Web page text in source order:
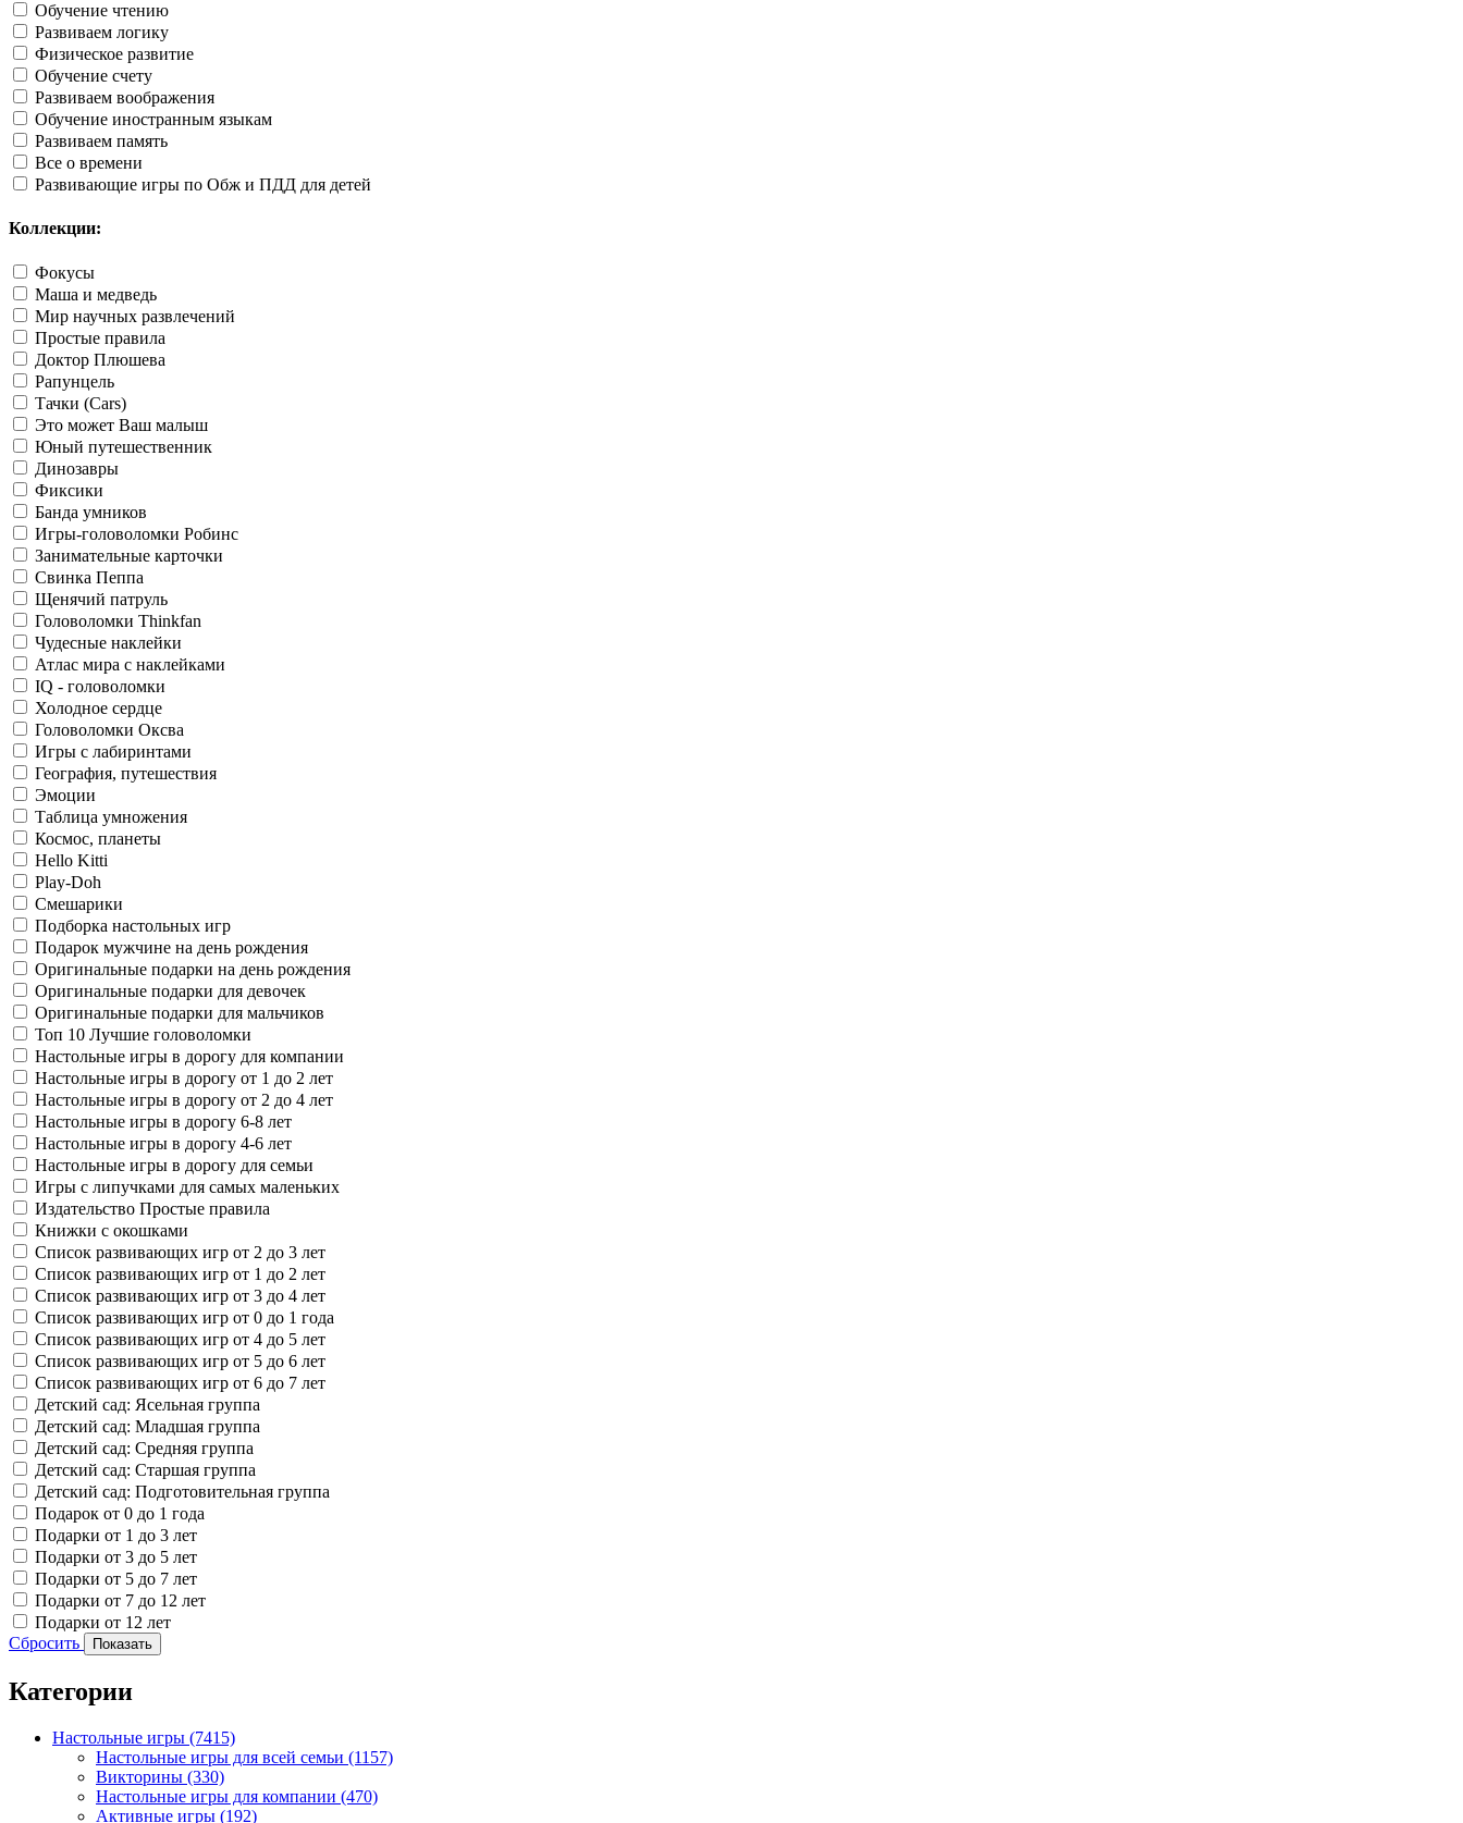
Обучение чтению
Развиваем логику
Физическое развитие
Обучение счету
Развиваем воображения
Обучение иностранным языкам
Развиваем память
Все о времени
Развивающие игры по Обж и ПДД для детей
Коллекции:
Фокусы
Маша и медведь
Мир научных развлечений
Простые правила
Доктор Плюшева
Рапунцель
Тачки (Cars)
Это может Ваш малыш
Юный путешественник
Динозавры
Фиксики
Банда умников
Игры-головоломки Робинс
Занимательные карточки
Свинка Пеппа
Щенячий патруль
Головоломки Thinkfan
Чудесные наклейки
Атлас мира с наклейками
IQ - головоломки
Холодное сердце
Головоломки Оксва
Игры с лабиринтами
География, путешествия
Эмоции
Таблица умножения
Космос, планеты
Hello Kitti
Play-Doh
Смешарики
Подборка настольных игр
Подарок мужчине на день рождения
Оригинальные подарки на день рождения
Оригинальные подарки для девочек
Оригинальные подарки для мальчиков
Топ 10 Лучшие головоломки
Настольные игры в дорогу для компании
Настольные игры в дорогу от 1 до 2 лет
Настольные игры в дорогу от 2 до 4 лет
Настольные игры в дорогу 6-8 лет
Настольные игры в дорогу 4-6 лет
Настольные игры в дорогу для семьи
Игры с липучками для самых маленьких
Издательство Простые правила
Книжки с окошками
Список развивающих игр от 2 до 3 лет
Список развивающих игр от 1 до 2 лет
Список развивающих игр от 3 до 4 лет
Список развивающих игр от 0 до 1 года
Список развивающих игр от 4 до 5 лет
Список развивающих игр от 5 до 6 лет
Список развивающих игр от 6 до 7 лет
Детский сад: Ясельная группа
Детский сад: Младшая группа
Детский сад: Средняя группа
Детский сад: Старшая группа
Детский сад: Подготовительная группа
Подарок от 0 до 1 года
Подарки от 1 до 3 лет
Подарки от 3 до 5 лет
Подарки от 5 до 7 лет
Подарки от 7 до 12 лет
Подарки от 12 лет
Сбросить
Показать
Категории
Настольные игры (7415)
Настольные игры для всей семьи (1157)
Викторины (330)
Настольные игры для компании (470)
Активные игры (192)